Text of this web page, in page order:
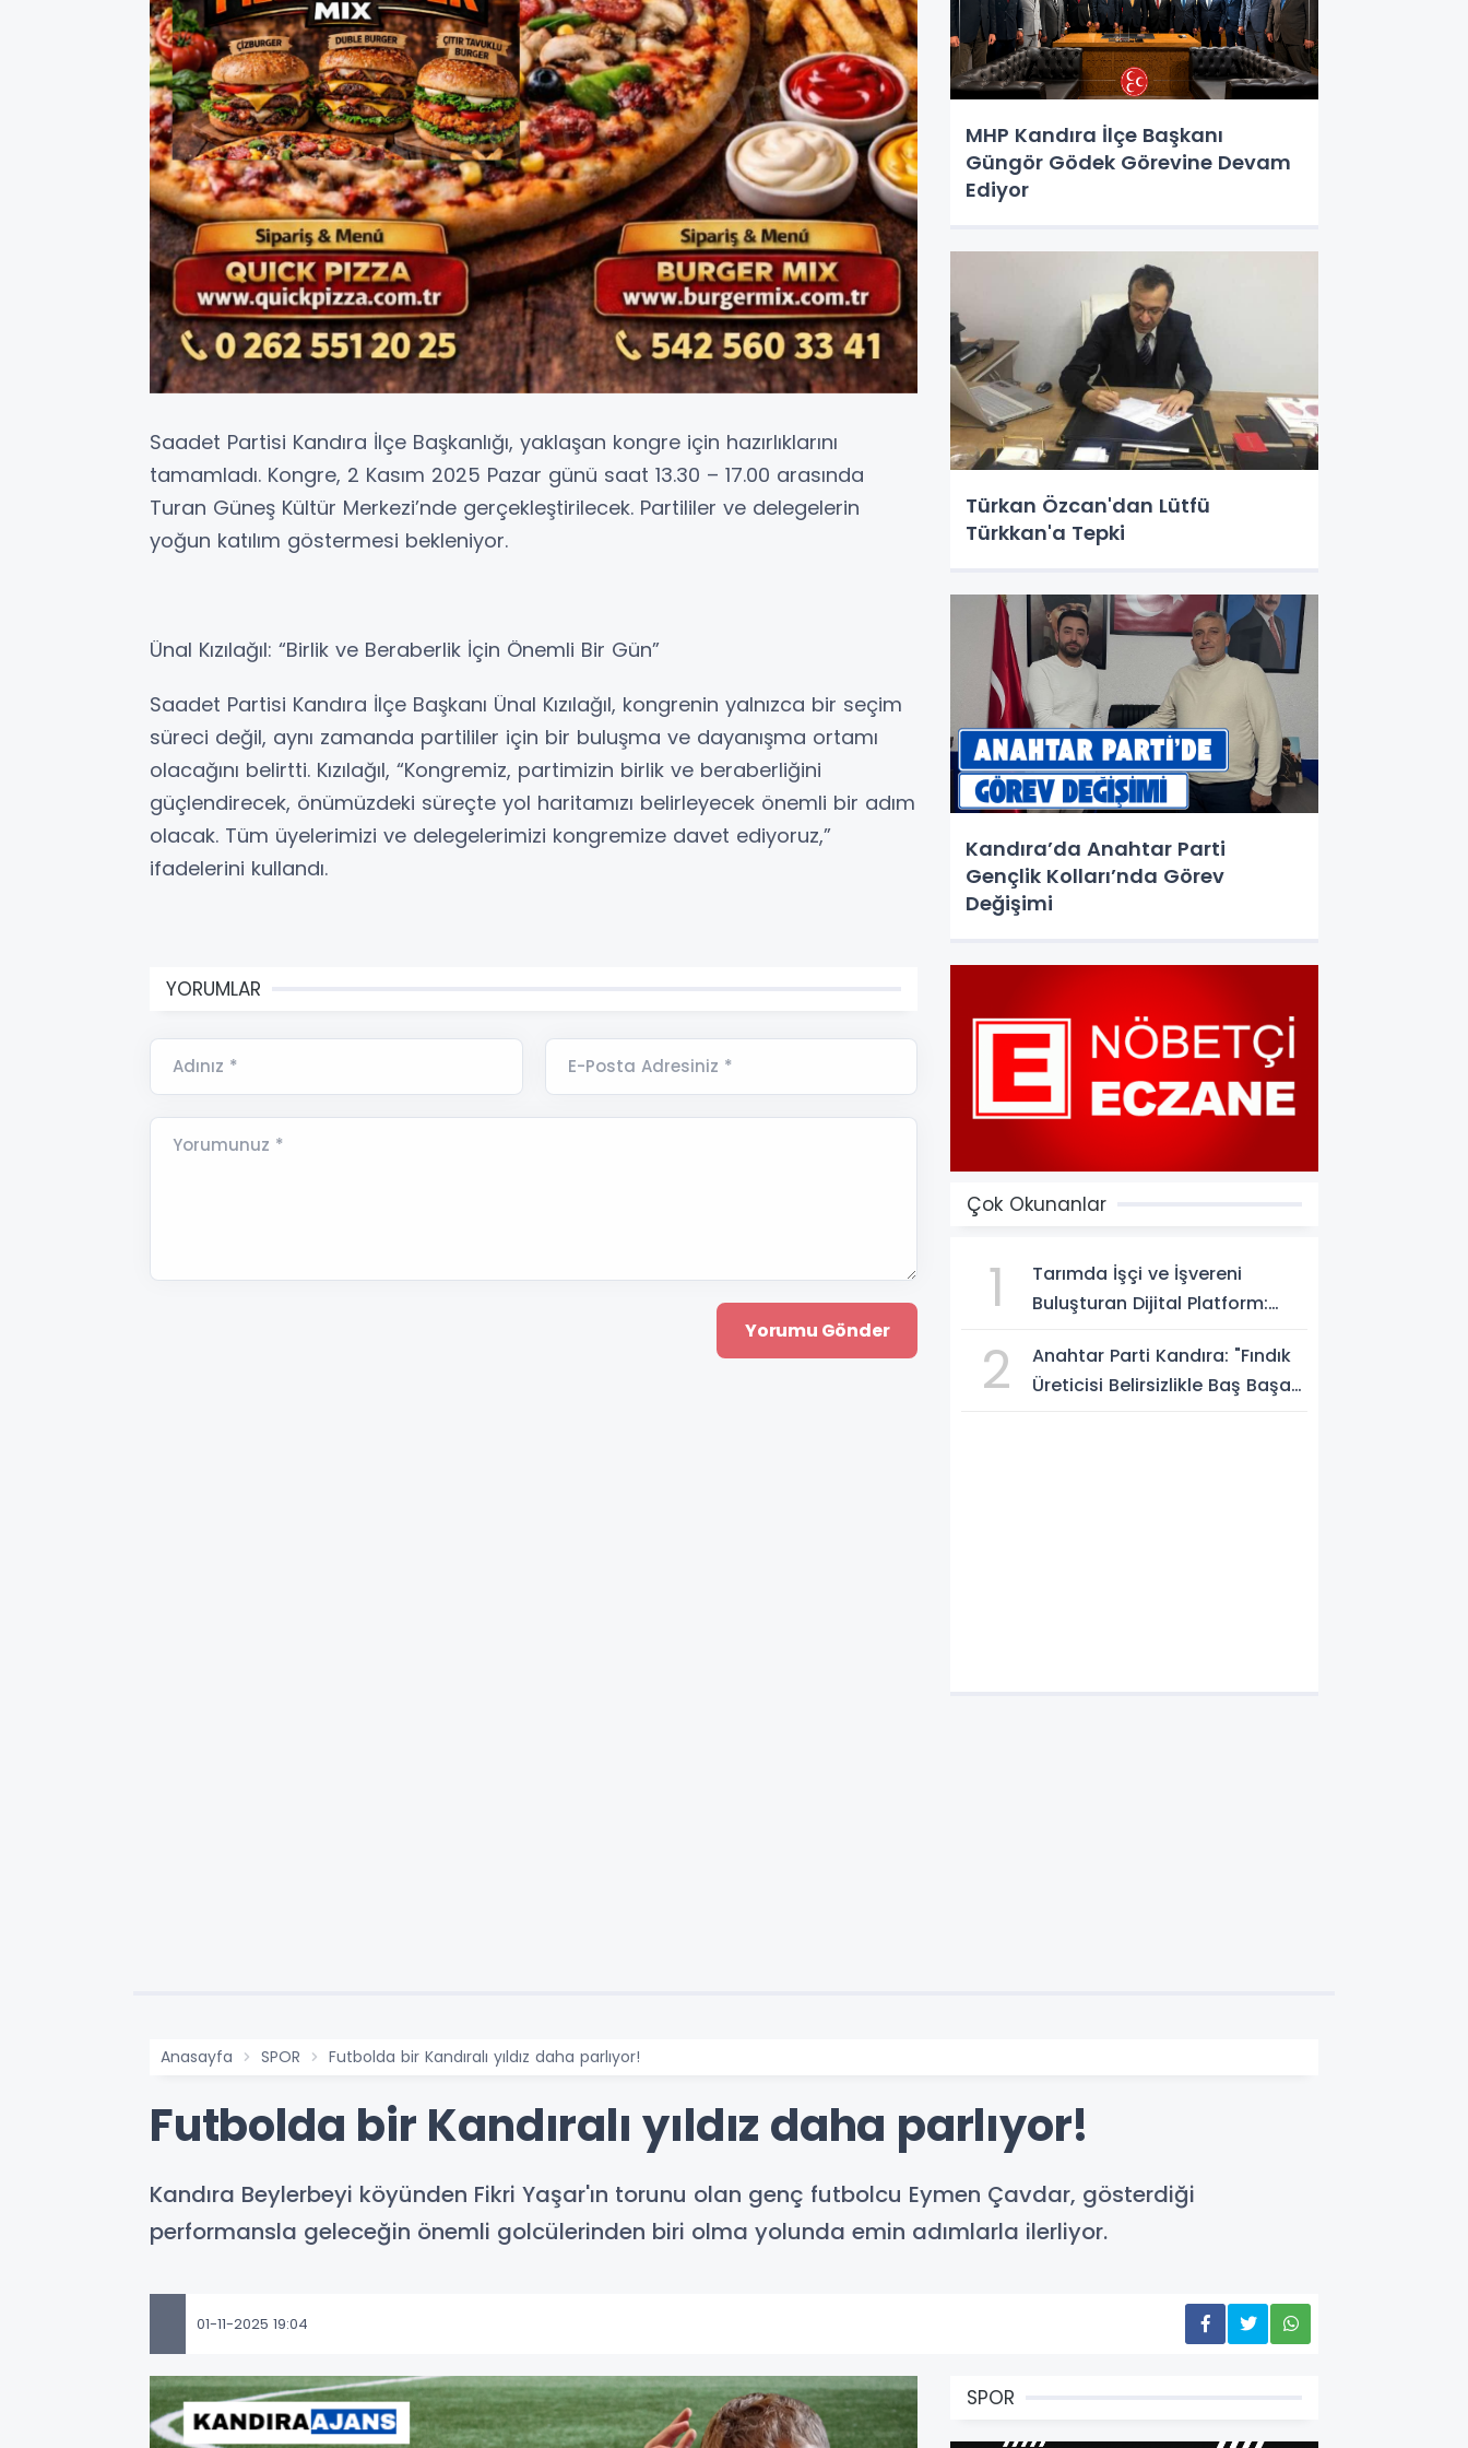
Saadet Partisi Kandıra İlçe Başkanlığı, yaklaşan kongre için hazırlıklarını
tamamladı. Kongre, 2 Kasım 2025 Pazar günü saat 13.30 – 17.00 arasında
Turan Güneş Kültür Merkezi’nde gerçekleştirilecek. Partililer ve delegelerin
yoğun katılım göstermesi bekleniyor.
Ünal Kızılağıl: “Birlik ve Beraberlik İçin Önemli Bir Gün”
Saadet Partisi Kandıra İlçe Başkanı Ünal Kızılağıl, kongrenin yalnızca bir seçim
süreci değil, aynı zamanda partililer için bir buluşma ve dayanışma ortamı
olacağını belirtti. Kızılağıl, “Kongremiz, partimizin birlik ve beraberliğini
güçlendirecek, önümüzdeki süreçte yol haritamızı belirleyecek önemli bir adım
olacak. Tüm üyelerimizi ve delegelerimizi kongremize davet ediyoruz,”
ifadelerini kullandı.
YORUMLAR
Adınız * E-Posta Adresiniz *
Yorumunuz *
MHP Kandıra İlçe Başkanı
Güngör Gödek Görevine Devam
Ediyor
Türkan Özcan'dan Lütfü
Türkkan'a Tepki
Kandıra’da Anahtar Parti
Gençlik Kolları’nda Görev
Değişimi
Çok Okunanlar
1
Tarımda İşçi ve İşvereni
Buluşturan Dijital Platform:
2
Anahtar Parti Kandıra: "Fındık
Üreticisi Belirsizlikle Baş Başa
Anasayfa SPOR Futbolda bir Kandıralı yıldız daha parlıyor!
Futbolda bir Kandıralı yıldız daha parlıyor!
Kandıra Beylerbeyi köyünden Fikri Yaşar'ın torunu olan genç futbolcu Eymen Çavdar, gösterdiği
performansla geleceğin önemli golcülerinden biri olma yolunda emin adımlarla ilerliyor.
01-11-2025 19:04
SPOR